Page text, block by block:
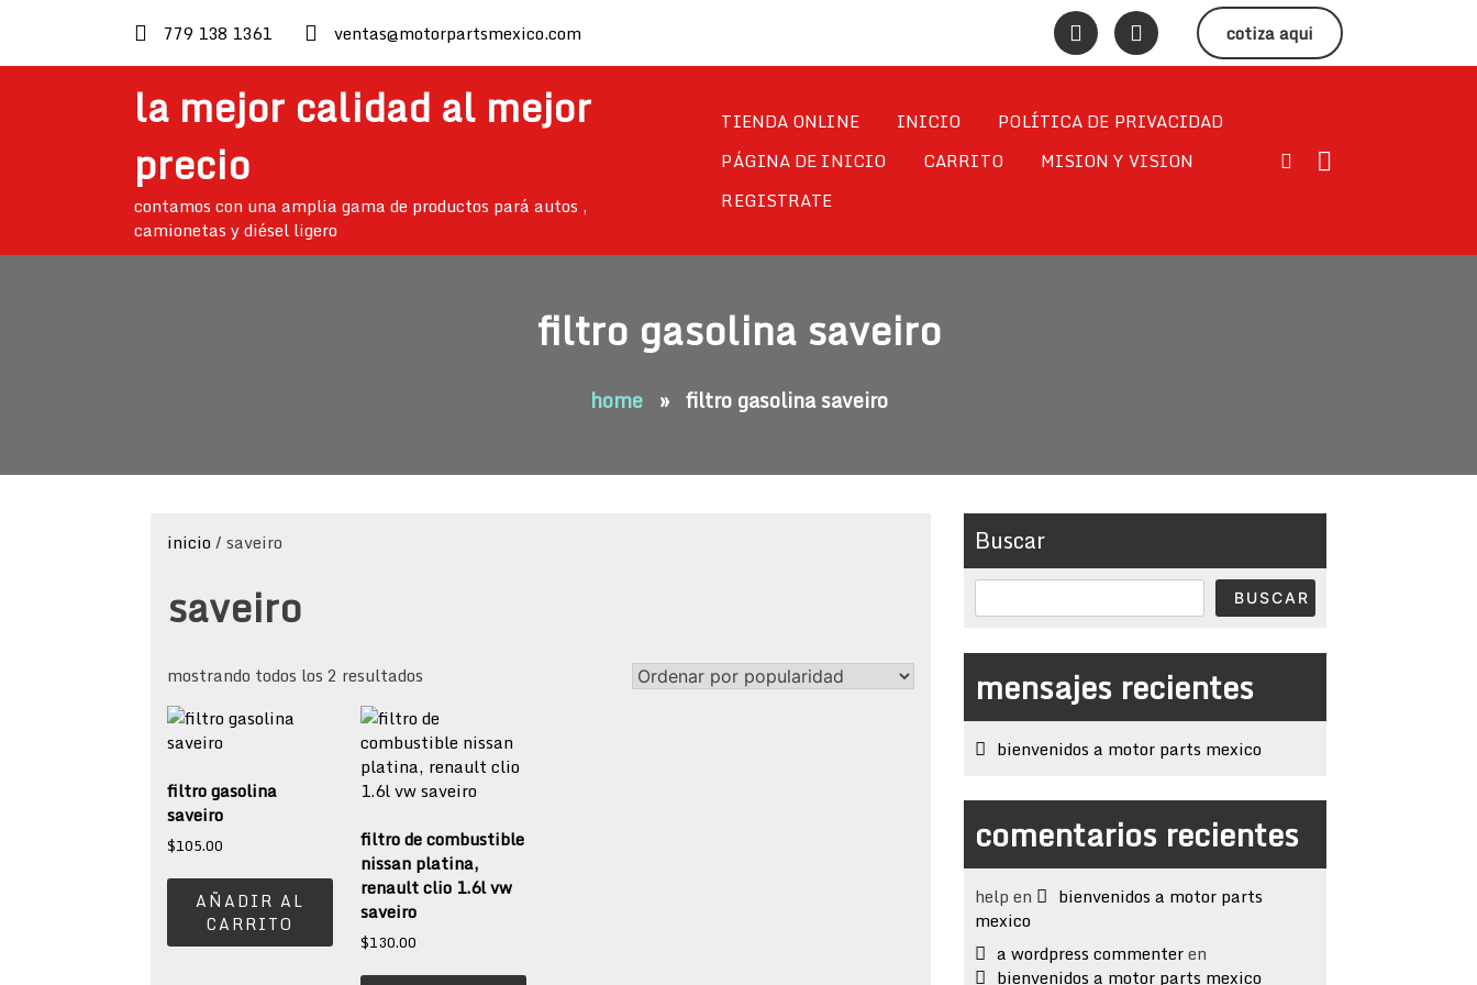
content
779 138 1361 ventas@motorpartsmexico.com cotiza aqui
la mejor calidad al mejor
precio
contamos con una amplia gama de productos pará autos ,
camionetas y diésel ligero
TIENDA ONLINE INICIO
POLÍTICA DE PRIVACIDAD
PÁGINA DE INICIO
CARRITO
MISION Y VISION
REGISTRATE
filtro gasolina saveiro
home» filtro gasolina saveiro
inicio / saveiro
saveiro
mostrando todos los 2 resultados
popularity
filtro gasolina
saveiro
$105.00
AÑADIR AL
CARRITO
filtro de combustible
nissan platina,
renault clio 1.6l vw
saveiro
$130.00
Buscar
BUSCAR
mensajes recientes
bienvenidos a motor parts mexico
comentarios recientes
help en
bienvenidos a motor parts
mexico
a wordpress commenteren
bienvenidos a motor parts mexico